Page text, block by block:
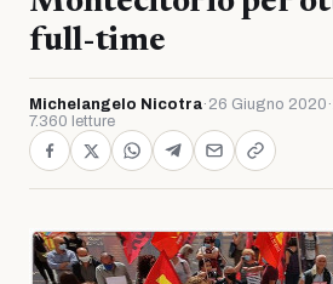
full-time
Michelangelo Nicotra· 26 Giugno 2020 ·
7.360 letture